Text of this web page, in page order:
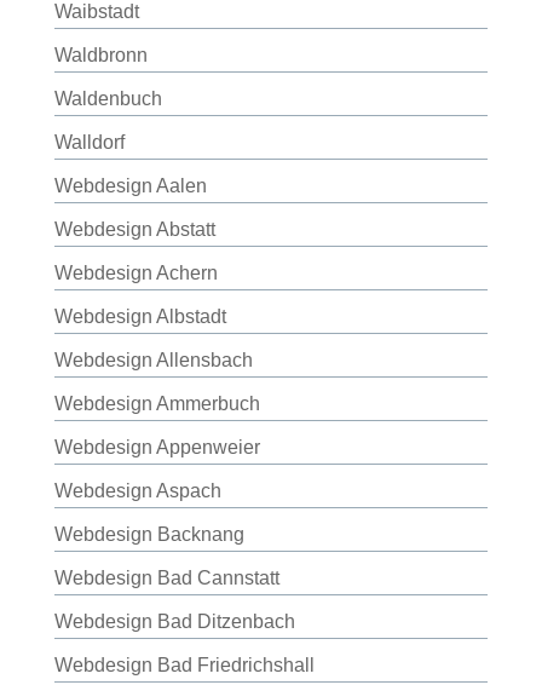
Waibstadt
Waldbronn
Waldenbuch
Walldorf
Webdesign Aalen
Webdesign Abstatt
Webdesign Achern
Webdesign Albstadt
Webdesign Allensbach
Webdesign Ammerbuch
Webdesign Appenweier
Webdesign Aspach
Webdesign Backnang
Webdesign Bad Cannstatt
Webdesign Bad Ditzenbach
Webdesign Bad Friedrichshall